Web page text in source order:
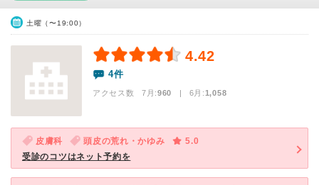
土曜（〜19:00）
4.42
4件
アクセス数 7月:960 | 6月:1,058
皮膚科 頭皮の荒れ・かゆみ
5.0
受診のコツはネット予約を